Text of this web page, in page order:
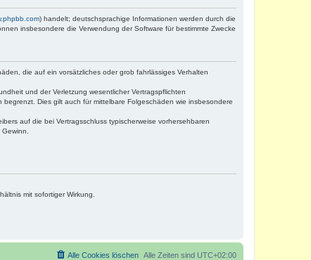
) handelt; deutschsprachige Informationen werden durch die
insbesondere die Verwendung der Software für bestimmte Zwecke
die auf ein vorsätzliches oder grob fahrlässiges Verhalten
und der Verletzung wesentlicher Vertragspflichten
Dies gilt auch für mittelbare Folgeschäden wie insbesondere
auf die bei Vertragsschluss typischerweise vorhersehbaren
mit sofortiger Wirkung.
Alle Zeiten sind UTC+02:00
Alle Cookies löschen